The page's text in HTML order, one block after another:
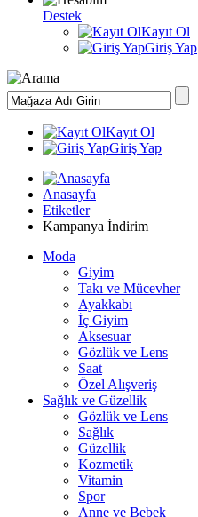
Destek
Kayıt Ol
Giriş Yap
Kayıt Ol
Giriş Yap
Anasayfa
Etiketler
Kampanya İndirim
Moda
Giyim
Takı ve Mücevher
Ayakkabı
İç Giyim
Aksesuar
Gözlük ve Lens
Saat
Özel Alışveriş
Sağlık ve Güzellik
Gözlük ve Lens
Sağlık
Güzellik
Kozmetik
Vitamin
Spor
Anne ve Bebek